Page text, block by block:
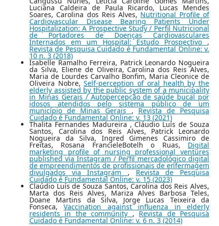
Luciana Caldeira de Paula Ricardo, Lucas Mendes
Soares, Carolina dos Reis Alves, Nutritional Profile of
Cardiovascular Disease Bearing Patients Under
Hospitalization: A Prospective Study / Perfil Nutricional
de Portadores de Doenças Cardiovasculares
Internados em um Hospital: Estudo Prospectivo ,
Revista de Pesquisa Cuidado é Fundamental Online: v.
10 n. 3 (2018)
Isabelle Ramalho Ferreira, Patrick Leonardo Nogueira
da Silva, Eliene de Oliveira, Carolina dos Reis Alves,
Maria de Lourdes Carvalho Bonfim, Maria Cleonice de
Oliveira Nobre,Self-perception of oral health by the
elderly assisted by the public system of a municipality
in Minas Gerais / Autopercepção de saúde bucal por
idosos atendidos pelo sistema público de um
município de Minas Gerais , Revista de Pesquisa
Cuidado é Fundamental Online: v. 13 (2021)
Thalita Fernandes Madureira , Cláudio Luís de Souza
Santos, Carolina dos Reis Alves, Patrick Leonardo
Nogueira da Silva, Ingred Gimenes Cassimiro de
Freitas, Rosana FrancieleBotelh o Ruas, Digital
marketing profile of nursing professional ventures
published via Instagram / Perfil mercadológico digital
de empreendimentos de profissionais de enfermagem
divulgados via Instagram , Revista de Pesquisa
Cuidado é Fundamental Online: v. 15 (2023)
Claúdio Luís de Souza Santos, Carolina dos Reis Alves,
Marta dos Reis Alves, Mariza Alves Barbosa Teles,
Doane Martins da Silva, Jorge Lucas Teixeira da
Fonseca,Vaccination against influenza in elderly
residents in the community , Revista de Pesquisa
Cuidado é Fundamental Online: v. 6 n. 3 (2014)